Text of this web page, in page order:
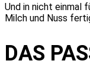
Und in nicht einmal
Milch und Nuss
DAS